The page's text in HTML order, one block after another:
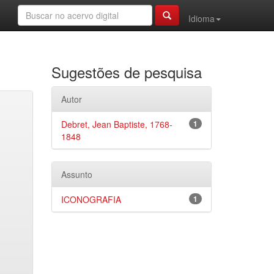
Idioma
Sugestões de pesquisa
Autor
1
Debret, Jean Baptiste, 1768-
1848
Assunto
1
ICONOGRAFIA